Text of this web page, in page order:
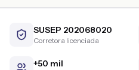
SUSEP 202068020
Corretora licenciada
+50 mil